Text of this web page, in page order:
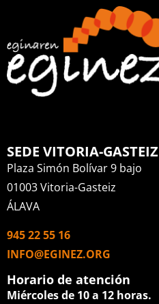
SEDE VITORIA-GASTEIZ
Plaza Simón Bolívar 9 bajo
01003 Vitoria-Gasteiz
ÁLAVA
945 22 55 16
INFO@EGINEZ.ORG
Horario de atención
Miércoles de 10 a 12 horas.